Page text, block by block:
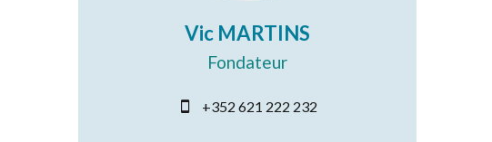
Vic MARTINS
Fondateur
+352 621 222 232